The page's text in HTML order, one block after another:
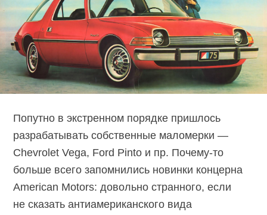
Попутно в экстренном порядке пришлось
разрабатывать собственные маломерки —
Chevrolet Vega, Ford Pinto и пр. Почему-то
больше всего запомнились новинки концерна
American Motors: довольно странного, если
не сказать антиамериканского вида